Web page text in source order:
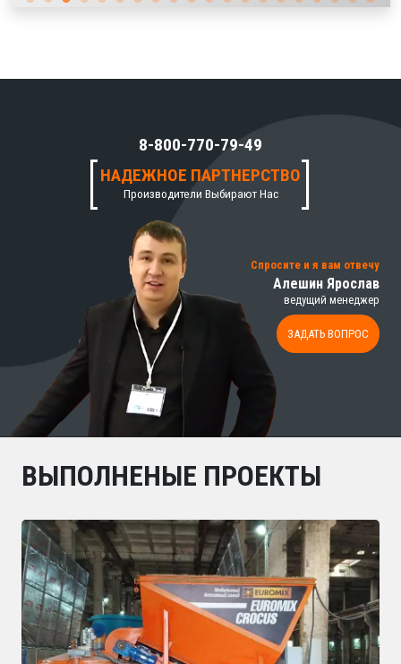
8-800-770-79-49
НАДЕЖНОЕ ПАРТНЕРСТВО
Производители Выбирают Нас
Спросите и я вам отвечу
Алешин Ярослав
ведущий менеджер
ЗАДАТЬ ВОПРОС
ВЫПОЛНЕНЫЕ ПРОЕКТЫ